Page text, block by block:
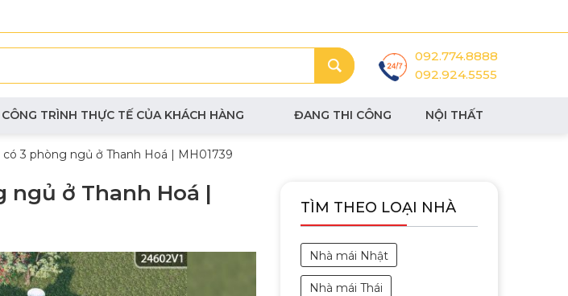
092.774.8888
092.924.5555
CÔNG TRÌNH THỰC TẾ CỦA KHÁCH HÀNG ĐANG THI CÔNG NỘI THẤT
3 phòng ngủ ở Thanh Hoá | MH01739
ngủ ở Thanh Hoá |
TÌM THEO LOẠI NHÀ
Nhà mái Nhật
Nhà mái Thái